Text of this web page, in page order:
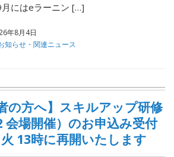
月にはeラーニン […]
年8月4日
知らせ・関連ニュース
の方へ】スキルアップ研修
会場開催）のお申込み受付
13時に再開いたします